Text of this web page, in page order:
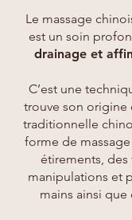
Le massage
est un soin
drainage et
C’est une
trouve son origine
traditionnelle
forme de
étirements,
manipulations et
mains ainsi que